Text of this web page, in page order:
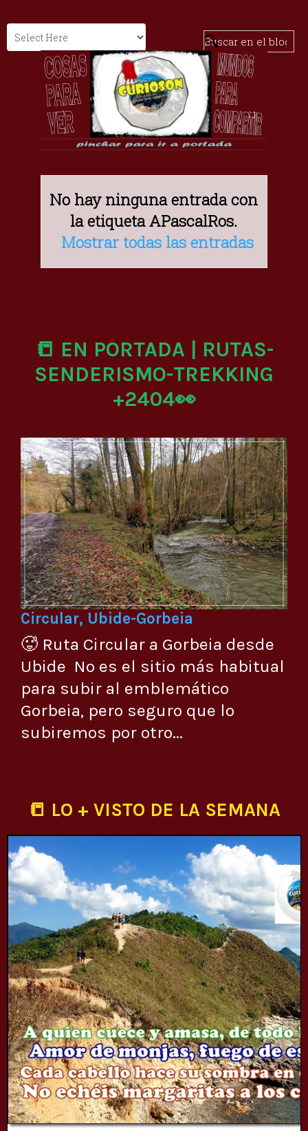
No hay ninguna entrada con
la etiquetaAPascalRos.
Mostrar todas las entradas
📒 EN PORTADA | RUTAS-
SENDERISMO-TREKKING
+2404👀
Circular, Ubide-Gorbeia
🥵 Ruta Circular a Gorbeia desde
Ubide No es el sitio más habitual
para subir al emblemático
Gorbeia, pero seguro que lo
subiremos por otro...
📒 LO + VISTO DE LA SEMANA